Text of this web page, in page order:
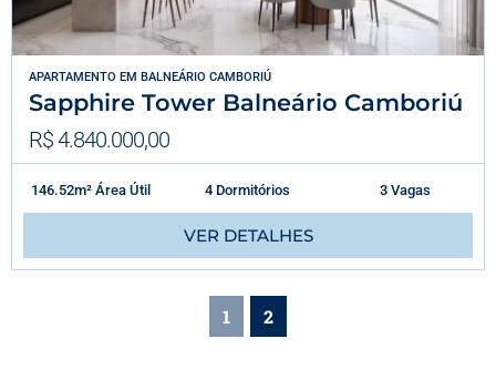
APARTAMENTO EM BALNEÁRIO CAMBORIÚ
Sapphire Tower Balneário Camboriú
R$ 4.840.000,00
146.52m² Área Útil 4 Dormitórios 3 Vagas
VER DETALHES
1 2